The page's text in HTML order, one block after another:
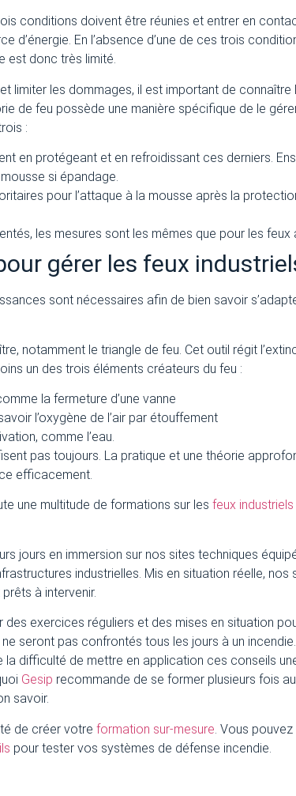
conditions doivent être réunies et entrer en
d’énergie. En l’absence d’une de ces trois
est donc très limité.
limiter les dommages, il est important de connaître
de feu possède une manière spécifique de le
:
en protégeant et en refroidissant ces derniers.
si épandage.
pour l’attaque à la mousse après la
les mesures sont les mêmes que pour les feux
gérer les feux
sont nécessaires afin de bien savoir
notamment le triangle de feu. Cet outil régit
un des trois éléments créateurs du feu :
la fermeture d’une vanne
l’oxygène de l’air par étouffement
comme l’eau.
pas toujours. La pratique et une théorie
efficacement.
une multitude de formations sur les feux industriels
jours en immersion sur nos sites techniques
industrielles. Mis en situation réelle, nos
à intervenir.
des exercices réguliers et des mises en situation
seront pas confrontés tous les jours à un
la difficulté de mettre en application ces conseils
Gesip recommande de se former plusieurs fois au
savoir.
de créer votre formation sur-mesure . Vous
pour tester vos systèmes de défense incendie.